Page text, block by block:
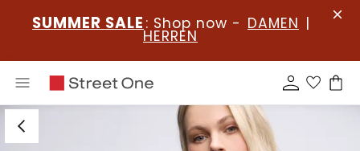
SUMMER SALE : Shop now - DAMEN |
HERREN